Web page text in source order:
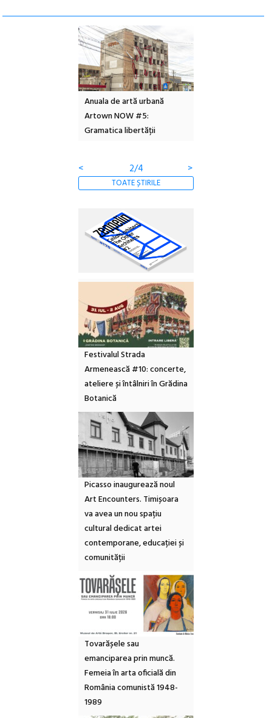
Anuala de artă urbană
Artown NOW #5:
Gramatica libertății
< 2/4 >
TOATE ȘTIRILE
Festivalul Strada
Armenească #10: concerte,
ateliere și întâlniri în Grădina
Botanică
Picasso inaugurează noul
Art Encounters. Timișoara
va avea un nou spațiu
cultural dedicat artei
contemporane, educației și
comunității
Tovarășele sau
emanciparea prin muncă.
Femeia în arta oficială din
România comunistă 1948-
1989